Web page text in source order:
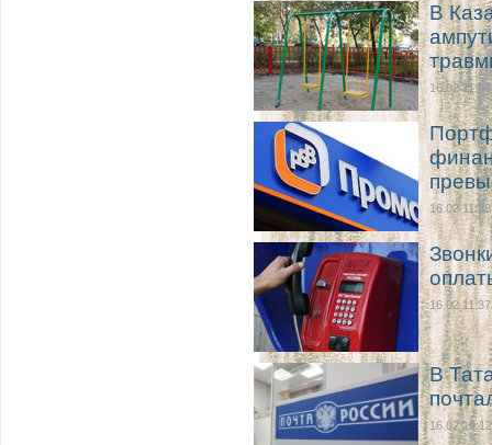
В
16.02 11:56
16.02 11:38
16.02 11:37
В
16.02 10:12